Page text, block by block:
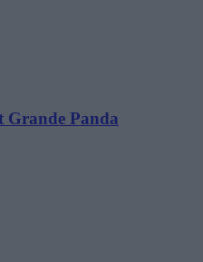
Grande Panda